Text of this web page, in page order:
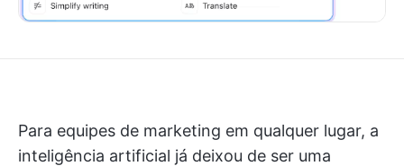
Para equipes de marketing em qualquer lugar, a
inteligência artificial já deixou de ser uma